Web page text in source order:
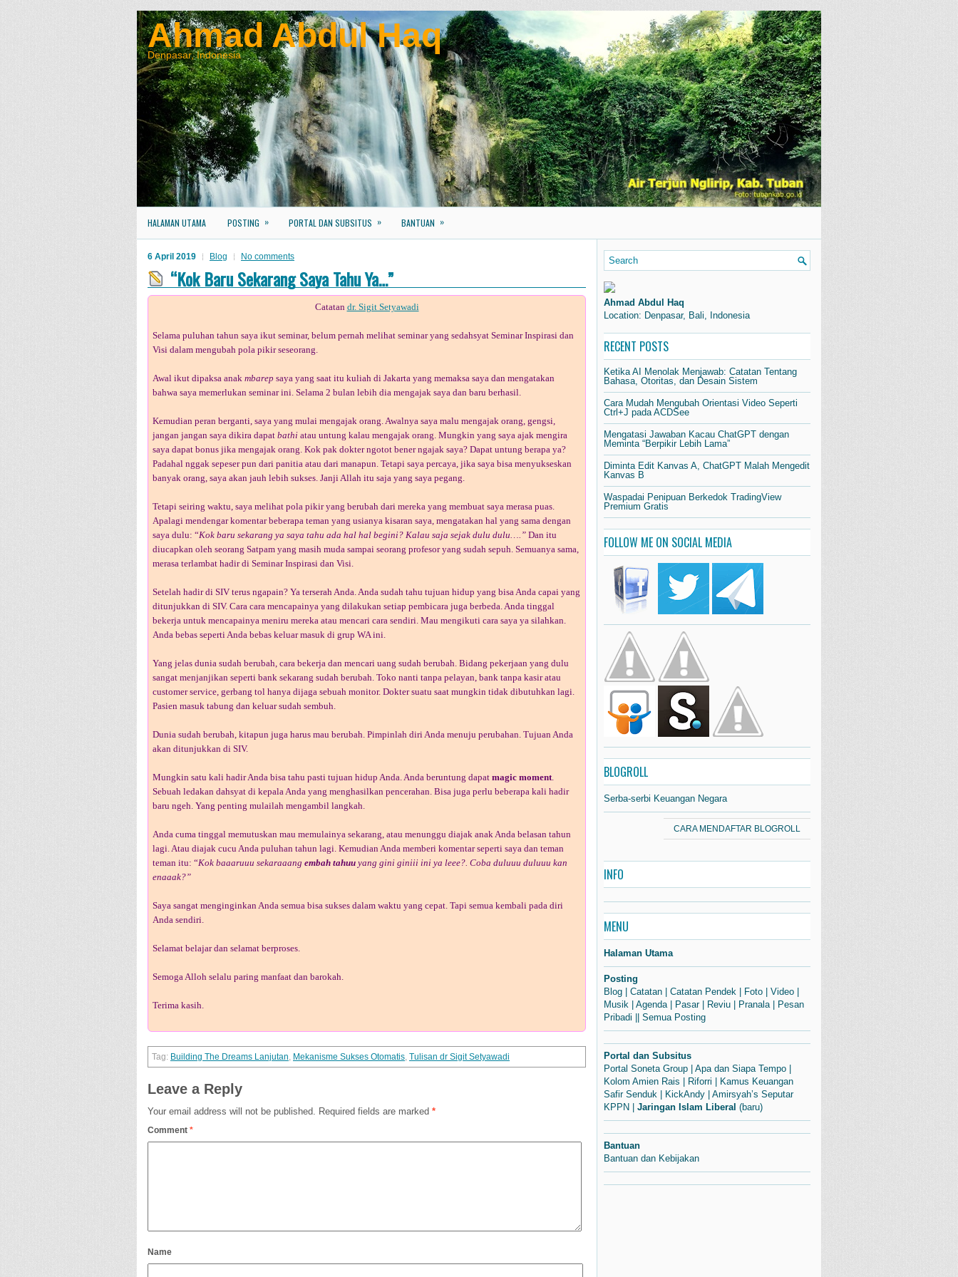
Ahmad Abdul Haq
Denpasar, Indonesia
HALAMAN UTAMA POSTING » PORTAL DAN SUBSITUS » BANTUAN »
6 April 2019 Blog No comments
“Kok Baru Sekarang Saya Tahu Ya…”
Catatan dr. Sigit Setyawadi
Selama puluhan tahun saya ikut seminar, belum pernah melihat seminar yang sedahsyat Seminar Inspirasi dan
Visi dalam mengubah pola pikir seseorang.
Awal ikut dipaksa anak mbarep saya yang saat itu kuliah di Jakarta yang memaksa saya dan mengatakan
bahwa saya memerlukan seminar ini. Selama 2 bulan lebih dia mengajak saya dan baru berhasil.
Kemudian peran berganti, saya yang mulai mengajak orang. Awalnya saya malu mengajak orang, gengsi,
jangan jangan saya dikira dapat bathi atau untung kalau mengajak orang. Mungkin yang saya ajak mengira
saya dapat bonus jika mengajak orang. Kok pak dokter ngotot bener ngajak saya? Dapat untung berapa ya?
Padahal nggak sepeser pun dari panitia atau dari manapun. Tetapi saya percaya, jika saya bisa menyukseskan
banyak orang, saya akan jauh lebih sukses. Janji Allah itu saja yang saya pegang.
Tetapi seiring waktu, saya melihat pola pikir yang berubah dari mereka yang membuat saya merasa puas.
Apalagi mendengar komentar beberapa teman yang usianya kisaran saya, mengatakan hal yang sama dengan
saya dulu: “Kok baru sekarang ya saya tahu ada hal hal begini? Kalau saja sejak dulu dulu….” Dan itu
diucapkan oleh seorang Satpam yang masih muda sampai seorang profesor yang sudah sepuh. Semuanya sama,
merasa terlambat hadir di Seminar Inspirasi dan Visi.
Setelah hadir di SIV terus ngapain? Ya terserah Anda. Anda sudah tahu tujuan hidup yang bisa Anda capai yang
ditunjukkan di SIV. Cara cara mencapainya yang dilakukan setiap pembicara juga berbeda. Anda tinggal
bekerja untuk mencapainya meniru mereka atau mencari cara sendiri. Mau mengikuti cara saya ya silahkan.
Anda bebas seperti Anda bebas keluar masuk di grup WA ini.
Yang jelas dunia sudah berubah, cara bekerja dan mencari uang sudah berubah. Bidang pekerjaan yang dulu
sangat menjanjikan seperti bank sekarang sudah berubah. Toko nanti tanpa pelayan, bank tanpa kasir atau
customer service, gerbang tol hanya dijaga sebuah monitor. Dokter suatu saat mungkin tidak dibutuhkan lagi.
Pasien masuk tabung dan keluar sudah sembuh.
Dunia sudah berubah, kitapun juga harus mau berubah. Pimpinlah diri Anda menuju perubahan. Tujuan Anda
akan ditunjukkan di SIV.
Mungkin satu kali hadir Anda bisa tahu pasti tujuan hidup Anda. Anda beruntung dapat magic moment.
Sebuah ledakan dahsyat di kepala Anda yang menghasilkan pencerahan. Bisa juga perlu beberapa kali hadir
baru ngeh. Yang penting mulailah mengambil langkah.
Anda cuma tinggal memutuskan mau memulainya sekarang, atau menunggu diajak anak Anda belasan tahun
lagi. Atau diajak cucu Anda puluhan tahun lagi. Kemudian Anda memberi komentar seperti saya dan teman
teman itu: “Kok baaaruuu sekaraaang embah tahuu yang gini giniii ini ya leee?. Coba duluuu duluuu kan
enaaak?”
Saya sangat menginginkan Anda semua bisa sukses dalam waktu yang cepat. Tapi semua kembali pada diri
Anda sendiri.
Selamat belajar dan selamat berproses.
Semoga Alloh selalu paring manfaat dan barokah.
Terima kasih.
Building The Dreams Lanjutan, Mekanisme Sukses Otomatis, Tulisan dr Sigit Setyawadi
Leave a Reply
Your email address will not be published. Required fields are marked *
Comment *
Name
Ahmad Abdul Haq
Location: Denpasar, Bali, Indonesia
RECENT POSTS
Ketika AI Menolak Menjawab: Catatan Tentang
Bahasa, Otoritas, dan Desain Sistem
Cara Mudah Mengubah Orientasi Video Seperti
Ctrl+J pada ACDSee
Mengatasi Jawaban Kacau ChatGPT dengan
Meminta “Berpikir Lebih Lama”
Diminta Edit Kanvas A, ChatGPT Malah Mengedit
Kanvas B
Waspadai Penipuan Berkedok TradingView
Premium Gratis
FOLLOW ME ON SOCIAL MEDIA
BLOGROLL
Serba-serbi Keuangan Negara
CARA MENDAFTAR BLOGROLL
INFO
MENU
Halaman Utama
Posting
Blog
Catatan Catatan Pendek Foto Video
Musik
Agenda| Pasar| Reviu Pranala|
Pesan
Pribadi
Semua Posting
Portal dan Subsitus
Portal Soneta Group
Apa dan Siapa Tempo
Kolom Amien Rais
Riforri
Kamus Keuangan
Safir Senduk
KickAndy
Amirsyah’s Seputar
KPPN
Jaringan Islam Liberal (baru)
Bantuan
Bantuan dan Kebijakan